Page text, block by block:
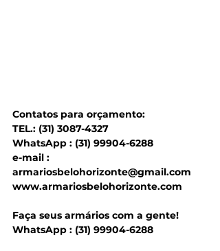
Contatos para orçamento:
TEL.: (31) 3087-4327
WhatsApp : (31) 99904-6288
e-mail :
armariosbelohorizonte@gmail.com
www.armariosbelohorizonte.com
Faça seus armários com a gente!
WhatsApp : (31) 99904-6288